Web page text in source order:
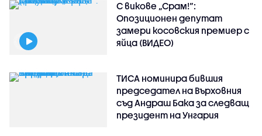
С викове „Срам!“:
Опозиционен депутат
замери косовския премиер с
яйца (ВИДЕО)
ТИСА номинира бившия
председател на Върховния
съд Андраш Бака за следващ
президент на Унгария